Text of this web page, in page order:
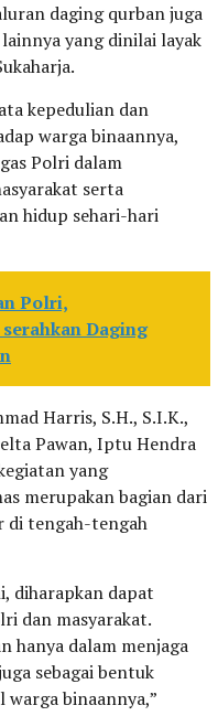
daging qurban juga
yang dinilai layak
kepedulian dan
warga binaannya,
Polri dalam
serta
hidup sehari-hari
Polri,
Daging
Harris, S.H., S.I.K.,
Pawan, Iptu Hendra
yang
merupakan bagian dari
di tengah-tengah
diharapkan dapat
dan masyarakat.
hanya dalam menjaga
sebagai bentuk
binaannya,”